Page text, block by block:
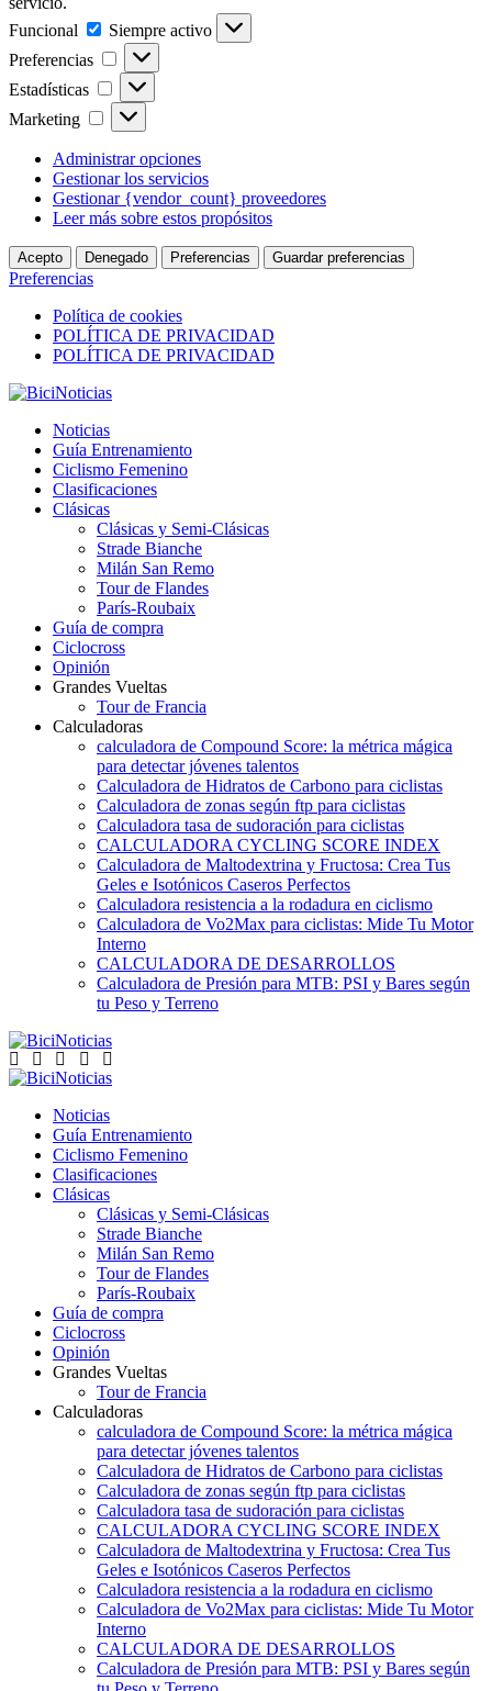
Funcional
Funcional
Siempre activo
Preferencias
Preferencias
Estadísticas Estadísticas
Marketing Marketing
Administrar opciones
Gestionar los servicios
Gestionar {vendor_count} proveedores
Leer más sobre estos propósitos
Acepto Denegado Preferencias Guardar preferencias
Preferencias
Política de cookies
POLÍTICA DE PRIVACIDAD
POLÍTICA DE PRIVACIDAD
Noticias
Guía Entrenamiento
Ciclismo Femenino
Clasificaciones
Clásicas
Clásicas y Semi-Clásicas
Strade Bianche
Milán San Remo
Tour de Flandes
París-Roubaix
Guía de compra
Ciclocross
Opinión
Grandes Vueltas
Tour de Francia
Calculadoras
calculadora de Compound Score: la métrica mágica
para detectar jóvenes talentos
Calculadora de Hidratos de Carbono para ciclistas
Calculadora de zonas según ftp para ciclistas
Calculadora tasa de sudoración para ciclistas
CALCULADORA CYCLING SCORE INDEX
Calculadora de Maltodextrina y Fructosa: Crea Tus
Geles e Isotónicos Caseros Perfectos
Calculadora resistencia a la rodadura en ciclismo
Calculadora de Vo2Max para ciclistas: Mide Tu Motor
Interno
CALCULADORA DE DESARROLLOS
Calculadora de Presión para MTB: PSI y Bares según
tu Peso y Terreno
Noticias
Guía Entrenamiento
Ciclismo Femenino
Clasificaciones
Clásicas
Clásicas y Semi-Clásicas
Strade Bianche
Milán San Remo
Tour de Flandes
París-Roubaix
Guía de compra
Ciclocross
Opinión
Grandes Vueltas
Tour de Francia
Calculadoras
calculadora de Compound Score: la métrica mágica
para detectar jóvenes talentos
Calculadora de Hidratos de Carbono para ciclistas
Calculadora de zonas según ftp para ciclistas
Calculadora tasa de sudoración para ciclistas
CALCULADORA CYCLING SCORE INDEX
Calculadora de Maltodextrina y Fructosa: Crea Tus
Geles e Isotónicos Caseros Perfectos
Calculadora resistencia a la rodadura en ciclismo
Calculadora de Vo2Max para ciclistas: Mide Tu Motor
Interno
CALCULADORA DE DESARROLLOS
Calculadora de Presión para MTB: PSI y Bares según